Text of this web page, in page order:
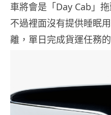
車將會是「Day Cab」
不過裡面沒有提供睡眠
離，單日完成貨運任務